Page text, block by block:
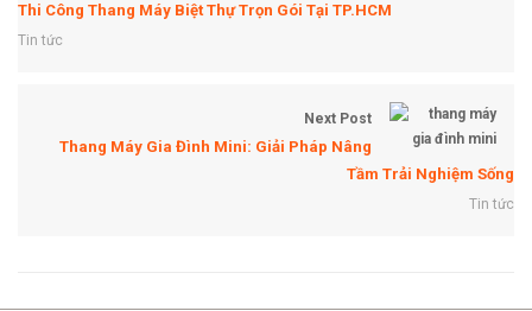
Thi Công Thang Máy Biệt Thự Trọn Gói Tại TP.HCM
Tin tức
Next Post
Thang Máy Gia Đình Mini: Giải Pháp Nâng
Tầm Trải Nghiệm Sống
Tin tức